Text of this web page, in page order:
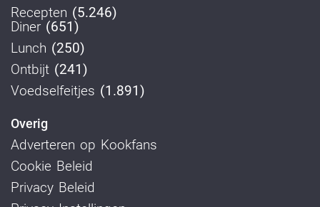
Recepten (5.246)
Diner (651)
Lunch (250)
Ontbijt (241)
Voedselfeitjes (1.891)
Overig
Adverteren op Kookfans
Cookie Beleid
Privacy Beleid